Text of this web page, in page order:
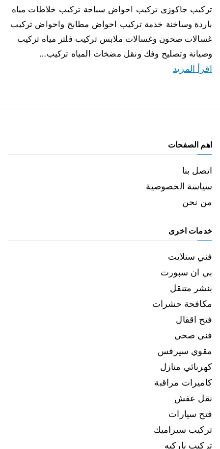
تركيب جاكوزي تركيب احواض سباحة تركيب خلاطات مياه
باردة وساخنة خدمة تركيب احواض مطابخ واحواض تركيب
غسالات صحون وغسالات ملابس تركيب فلتر مياه تركيب
وصيانة وتصليح وفك ونقل مضخات المياه تركيب…
اقرأ المزيد
اهم الصفحات
اتصل بنا
سياسة الخصوصية
من نحن
خدمات اخرى
فني ستلايت
بي ان سبورت
بنشر متنقل
مكافحة حشرات
فتح اقفال
فني صحي
مقوي سيرفس
كهربائي منازل
كاميرات مراقبة
نقل عفش
فتح سيارات
تركيب سيراميك
تركيب باركيه